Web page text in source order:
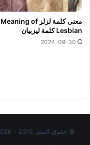
معنى كلمة لزلز Meaning of
Lesbian كلمة ليزبيان
2024-09-30
© حقوق النشر 2015 - 2026، جميع الحقوق محفوظة | الصفحة العربية